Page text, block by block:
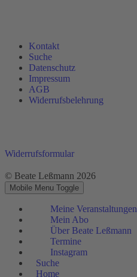
Kontakt
Suche
Datenschutz
Impressum
AGB
Widerrufsbelehrung
Widerrufsformular
© Beate Leßmann 2026
Mobile Menu Toggle
Meine Veranstaltungen
Mein Abo
Über Beate Leßmann
Termine
Instagram
Suche
Home